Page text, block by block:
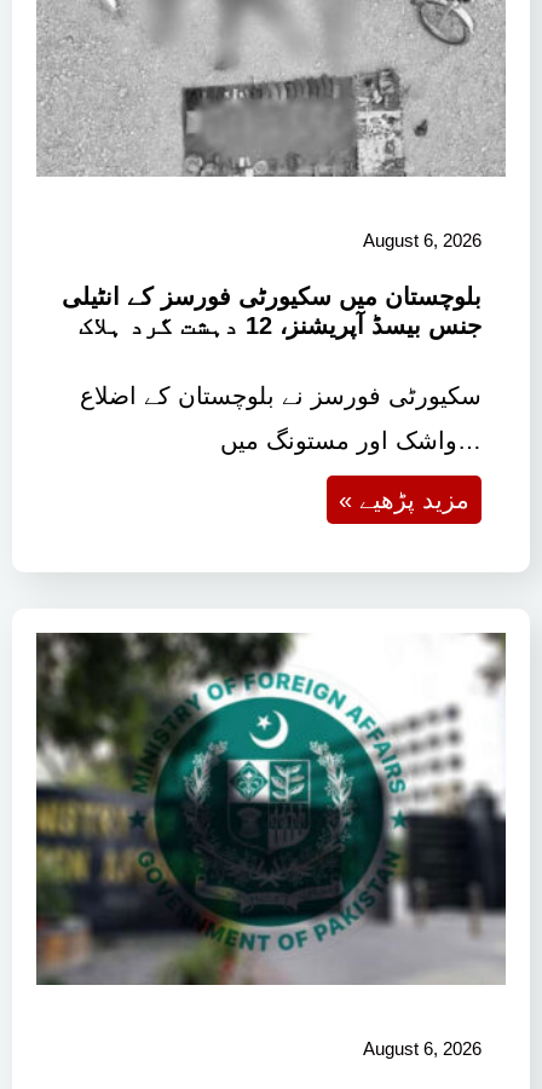
August 6, 2026
بلوچستان میں سکیورٹی فورسز کے انٹیلی
جنس بیسڈ آپریشنز، 12 دہشت گرد ہلاک
سکیورٹی فورسز نے بلوچستان کے اضلاع
واشک اور مستونگ میں…
« مزید پڑھیے
August 6, 2026